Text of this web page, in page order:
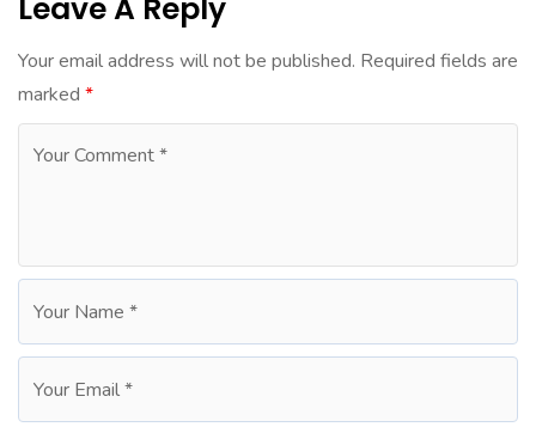
Leave A Reply
Your email address will not be published. Required fields are
marked *